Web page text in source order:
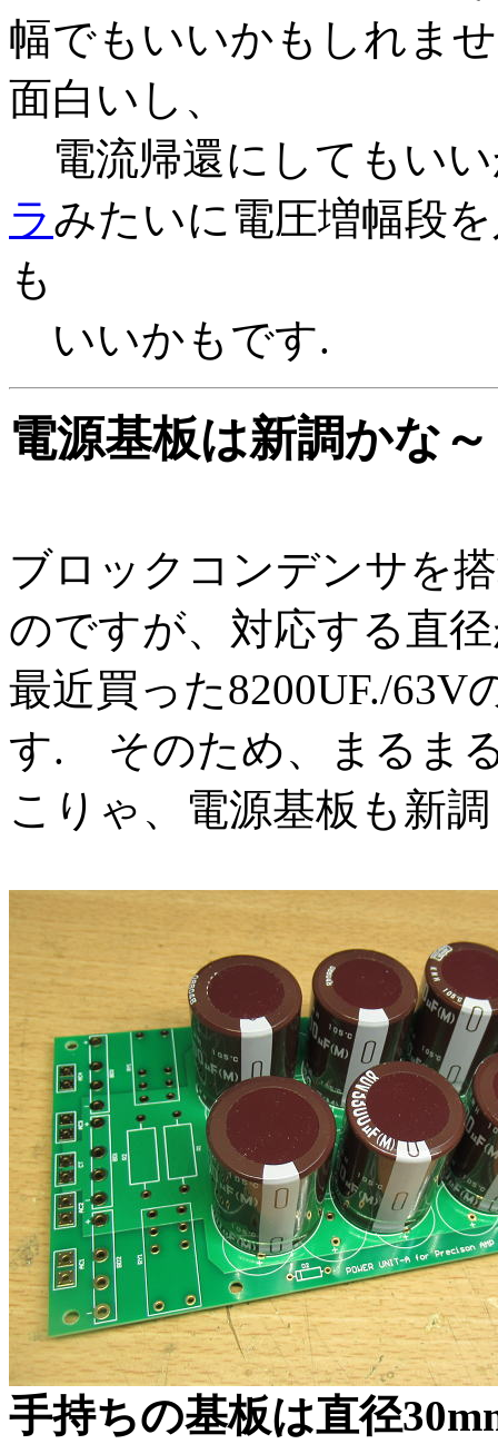
幅でもいいかもしれま
面白いし、
電流帰還にしてもい
ラみたいに電圧増幅段
も
いいかもです.
電源基板は新調かな
ブロックコンデンサを
のですが、対応する直
最近買った8200UF./63V
す. そのため、まるま
こりゃ、電源基板も新
手持ちの基板は直径